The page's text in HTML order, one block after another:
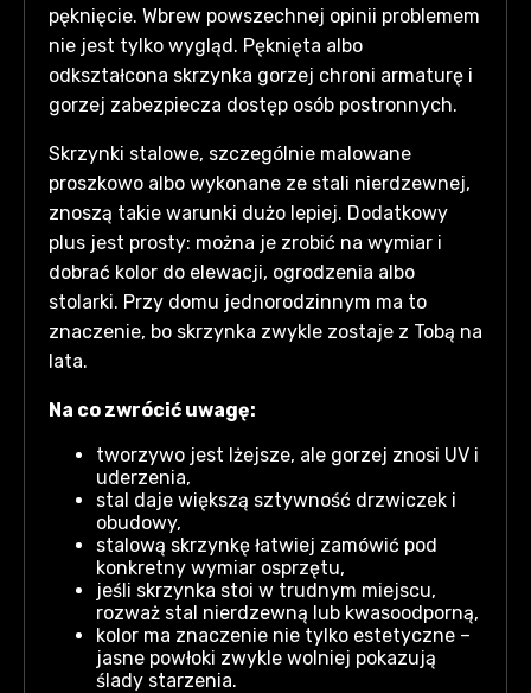
pęknięcie. Wbrew powszechnej opinii problemem
nie jest tylko wygląd. Pęknięta albo
odkształcona skrzynka gorzej chroni armaturę i
gorzej zabezpiecza dostęp osób postronnych.
Skrzynki stalowe, szczególnie malowane
proszkowo albo wykonane ze stali nierdzewnej,
znoszą takie warunki dużo lepiej. Dodatkowy
plus jest prosty: można je zrobić na wymiar i
dobrać kolor do elewacji, ogrodzenia albo
stolarki. Przy domu jednorodzinnym ma to
znaczenie, bo skrzynka zwykle zostaje z Tobą na
lata.
Na co zwrócić uwagę:
tworzywo jest lżejsze, ale gorzej znosi UV i
uderzenia,
stal daje większą sztywność drzwiczek i
obudowy,
stalową skrzynkę łatwiej zamówić pod
konkretny wymiar osprzętu,
jeśli skrzynka stoi w trudnym miejscu,
rozważ stal nierdzewną lub kwasoodporną,
kolor ma znaczenie nie tylko estetyczne –
jasne powłoki zwykle wolniej pokazują
ślady starzenia.